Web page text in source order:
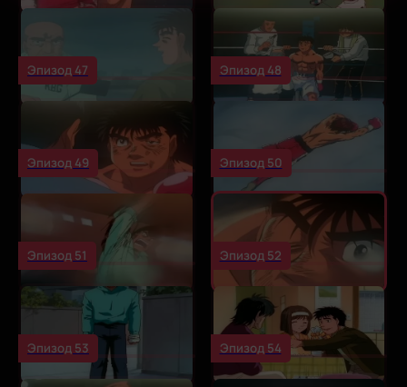
Эпизод 47 Эпизод 48
Эпизод 49 Эпизод 50
Эпизод 51 Эпизод 52
Эпизод 53 Эпизод 54